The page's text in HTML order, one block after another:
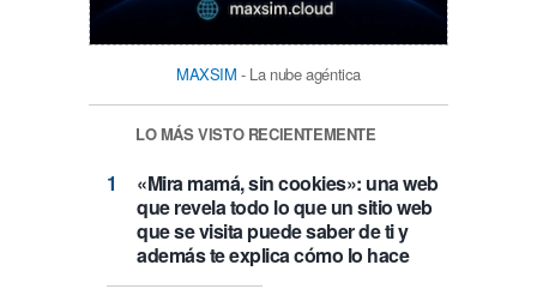
MAXSIM - La nube agéntica
LO MÁS VISTO RECIENTEMENTE
«Mira mamá, sin cookies»: una web
que revela todo lo que un sitio web
que se visita puede saber de ti y
además te explica cómo lo hace